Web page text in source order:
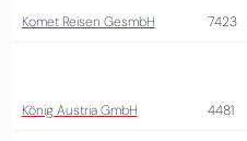
Komet Reisen GesmbH 7423
König Austria GmbH 4481